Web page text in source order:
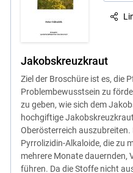
Jakobskreuzkraut
Ziel der Broschüre ist es, die
Problembewusstsein zu
zu geben, wie sich dem
hochgiftige
Oberösterreich auszubreiten.
Pyrrolizidin-Alkaloide, die zu
mehrere Monate dauernden,
führen. Da die Stoffe nicht